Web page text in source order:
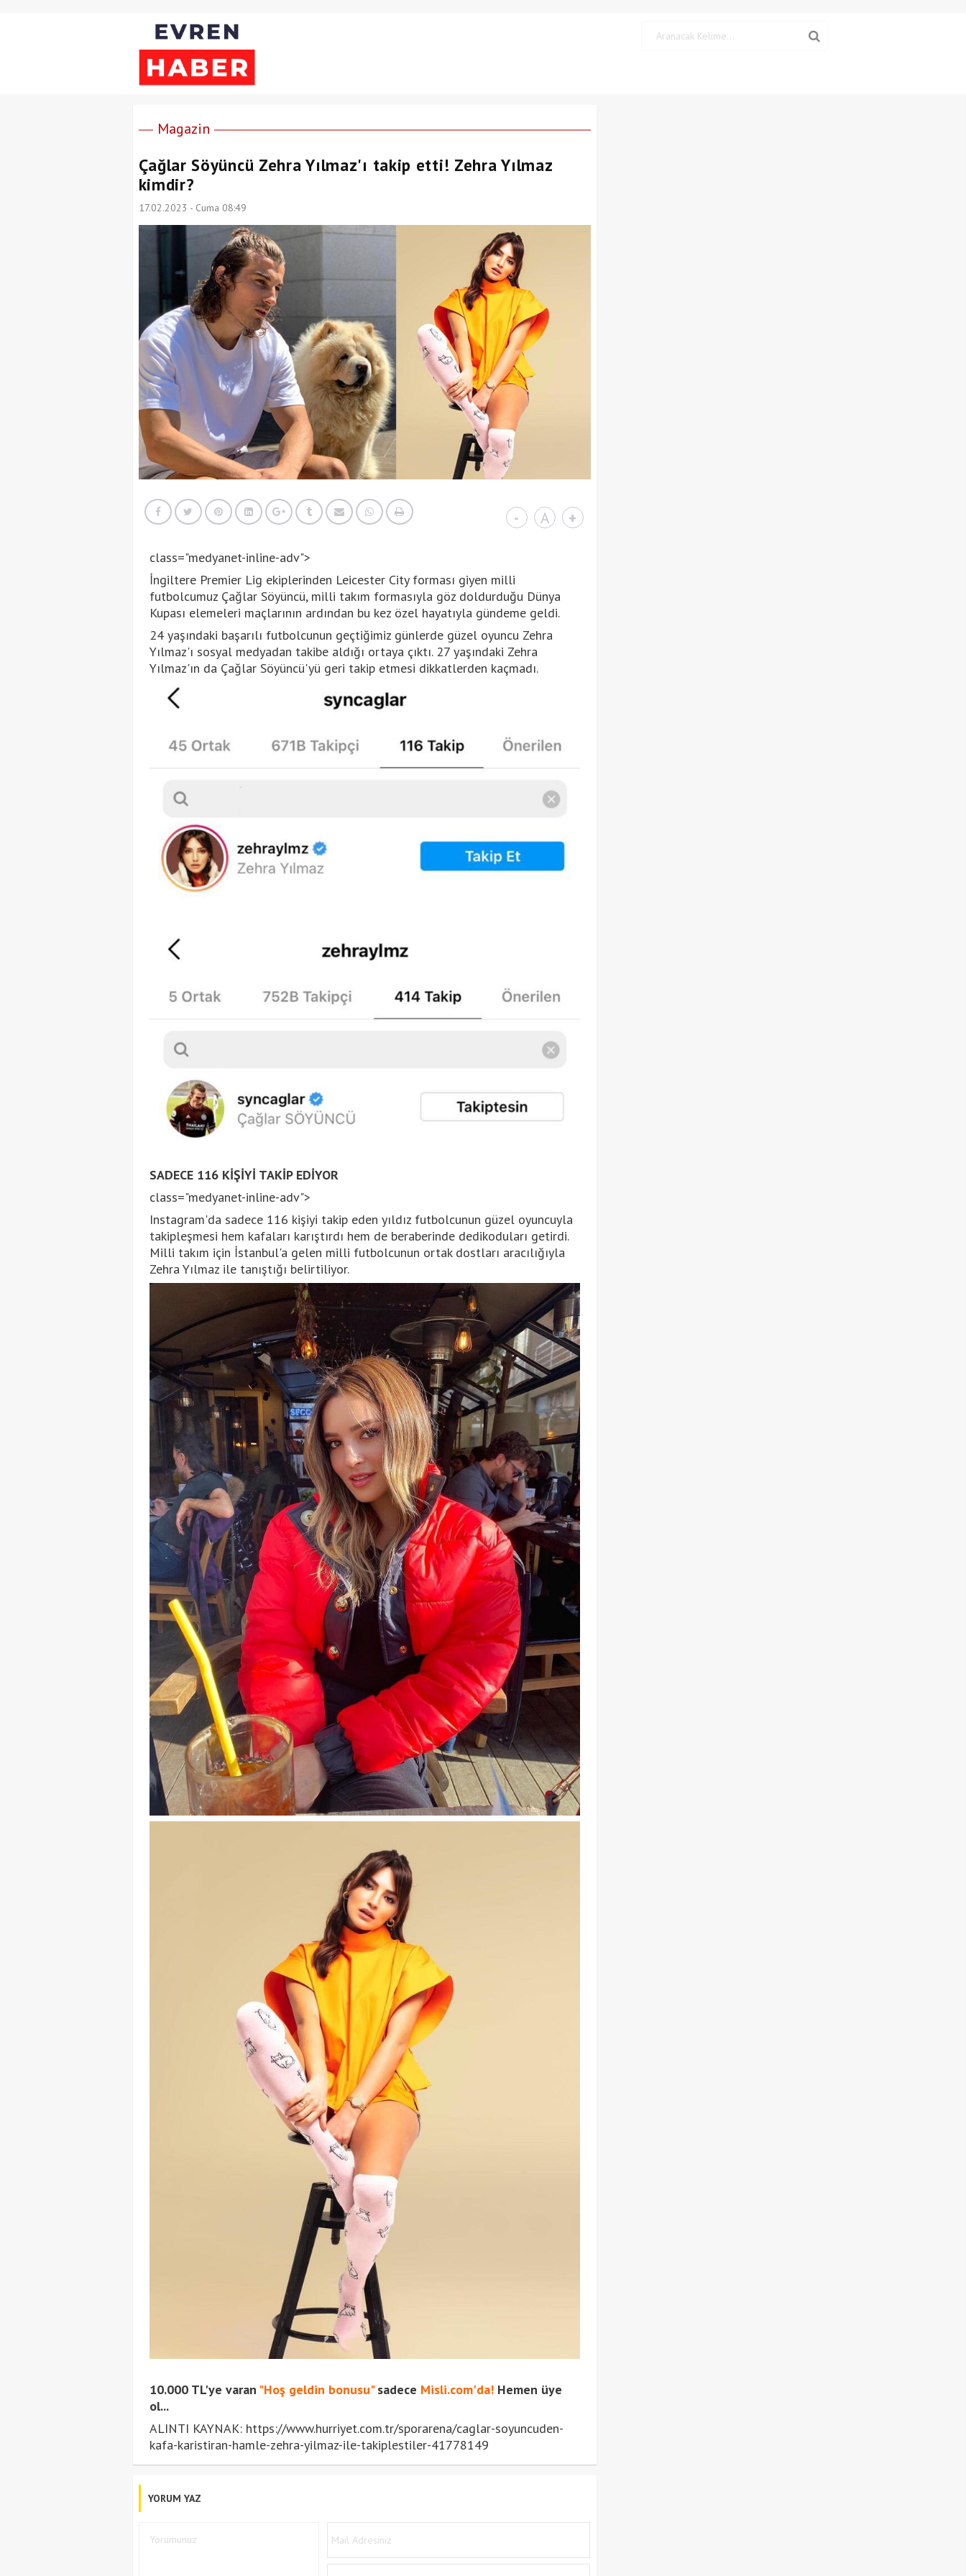
Magazin
Çağlar Söyüncü Zehra Yılmaz'ı takip etti! Zehra Yılmaz
kimdir?
17.02.2023 - Cuma 08:49
- A +
class="medyanet-inline-adv">
İngiltere Premier Lig ekiplerinden Leicester City forması giyen milli
futbolcumuz Çağlar Söyüncü, milli takım formasıyla göz doldurduğu Dünya
Kupası elemeleri maçlarının ardından bu kez özel hayatıyla gündeme geldi.
24 yaşındaki başarılı futbolcunun geçtiğimiz günlerde güzel oyuncu Zehra
Yılmaz'ı sosyal medyadan takibe aldığı ortaya çıktı. 27 yaşındaki Zehra
Yılmaz'ın da Çağlar Söyüncü'yü geri takip etmesi dikkatlerden kaçmadı.
SADECE 116 KİŞİYİ TAKİP EDİYOR
class="medyanet-inline-adv">
Instagram'da sadece 116 kişiyi takip eden yıldız futbolcunun güzel oyuncuyla
takipleşmesi hem kafaları karıştırdı hem de beraberinde dedikoduları getirdi.
Milli takım için İstanbul'a gelen milli futbolcunun ortak dostları aracılığıyla
Zehra Yılmaz ile tanıştığı belirtiliyor.
10.000 TL'ye varan "Hoş geldin bonusu"sadece Misli.com'da!Hemen üye
ol...
ALINTI KAYNAK: https://www.hurriyet.com.tr/sporarena/caglar-soyuncuden-
kafa-karistiran-hamle-zehra-yilmaz-ile-takiplestiler-41778149
YORUM YAZ